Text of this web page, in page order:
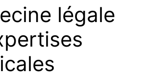
légale